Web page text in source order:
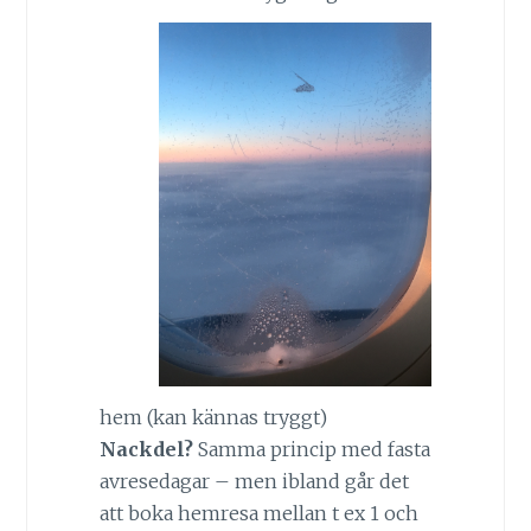
hem (kan kännas tryggt)
Nackdel?Samma princip med fasta
avresedagar – men ibland går det
att boka hemresa mellan t ex 1 och